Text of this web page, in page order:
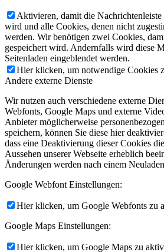
Aktivieren, damit die Nachrichtenleiste
wird und alle Cookies, denen nicht
werden. Wir benötigen zwei Cookies,
gespeichert wird. Andernfalls wird diese
Seitenladen eingeblendet werden.
Hier klicken, um notwendige Cookies
Andere externe Dienste
Wir nutzen auch verschiedene externe
Webfonts, Google Maps und externe
Anbieter möglicherweise
speichern, können Sie diese hier
dass eine Deaktivierung dieser Cookies
Aussehen unserer Webseite erheblich
Änderungen werden nach einem
Google Webfont Einstellungen:
Hier klicken, um Google Webfonts zu
Google Maps Einstellungen:
Hier klicken, um Google Maps zu